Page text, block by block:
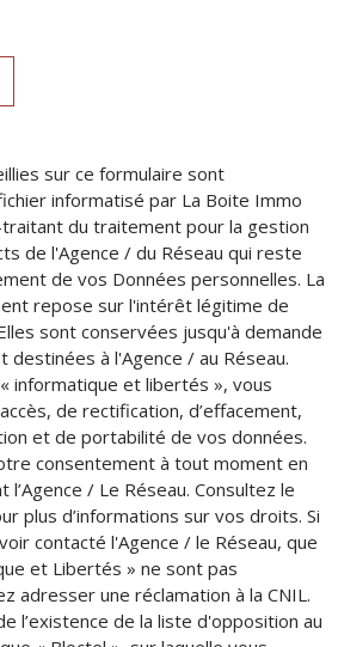
sur ce formulaire sont
informatisé par La Boite Immo
du traitement pour la gestion
de l'Agence / du Réseau qui reste
de vos Données personnelles. La
repose sur l'intérêt légitime de
sont conservées jusqu'à demande
à l'Agence / au Réseau.
informatique et libertés », vous
de rectification, d’effacement,
et de portabilité de vos données.
consentement à tout moment en
/ Le Réseau. Consultez le
plus d’informations sur vos droits. Si
contacté l'Agence / le Réseau, que
et Libertés » ne sont pas
adresser une réclamation à la CNIL.
l’existence de la liste d'opposition au